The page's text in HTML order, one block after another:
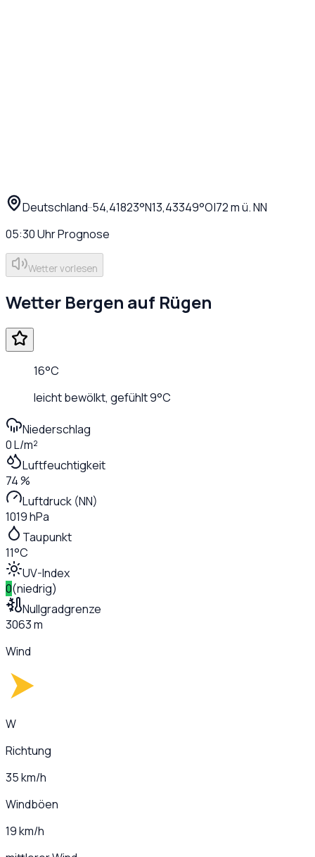
Deutschland··54,41823°N13,43349°O|72m ü. NN
05:30UhrPrognose
Wetter vorlesen
Wetter Bergen auf Rügen
16°C
leicht bewölkt, gefühlt9°C
Niederschlag
0 L/m²
Luftfeuchtigkeit
74 %
Luftdruck (NN)
1019 hPa
Taupunkt
11°C
UV-Index
0(niedrig)
Nullgradgrenze
3063 m
Wind
W
Richtung
35 km/h
Windböen
19 km/h